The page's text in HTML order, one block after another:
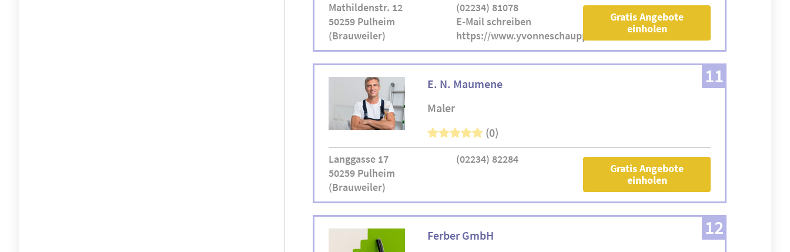
Mathildenstr. 12
50259 Pulheim
(Brauweiler)
(02234) 81078
E-Mail schreiben
https://www.yvonneschaupp.de
Gratis Angebote
einholen
11
E. N. Maumene
Maler
(0)
Langgasse 17
50259 Pulheim
(Brauweiler)
(02234) 82284
Gratis Angebote
einholen
12
Ferber GmbH